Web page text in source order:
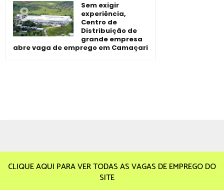
Sem exigir
experiência,
Centro de
Distribuição de
grande empresa
abre vaga de emprego em Camaçari
CLIQUE AQUI PARA VER TODAS AS VAGAS DE EMPREGO DO
SITE